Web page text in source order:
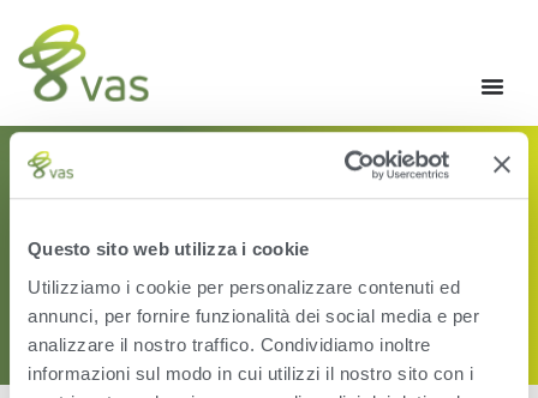
Questo sito web utilizza i cookie
Utilizziamo i cookie per personalizzare contenuti ed
annunci, per fornire funzionalità dei social media e per
analizzare il nostro traffico. Condividiamo inoltre
informazioni sul modo in cui utilizzi il nostro sito con i
CATEGORY: MILK
RECORDING